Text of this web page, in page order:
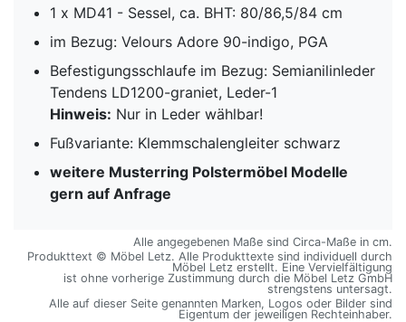
1 x MD41 - Sessel, ca. BHT: 80/86,5/84 cm
im Bezug: Velours Adore 90-indigo, PGA
Befestigungsschlaufe im Bezug: Semianilinleder
Tendens LD1200-graniet, Leder-1
Hinweis: Nur in Leder wählbar!
Fußvariante: Klemmschalengleiter schwarz
weitere Musterring Polstermöbel Modelle
gern auf Anfrage
Alle angegebenen Maße sind Circa-Maße in cm.
Produkttext © Möbel Letz. Alle Produkttexte sind individuell durch
Möbel Letz erstellt. Eine Vervielfältigung
ist ohne vorherige Zustimmung durch die Möbel Letz GmbH
strengstens untersagt.
Alle auf dieser Seite genannten Marken, Logos oder Bilder sind
Eigentum der jeweiligen Rechteinhaber.